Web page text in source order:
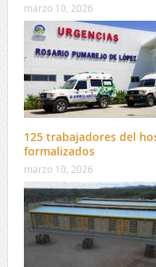
marzo 10, 2026
125 trabajadores del
formalizados
marzo 10, 2026